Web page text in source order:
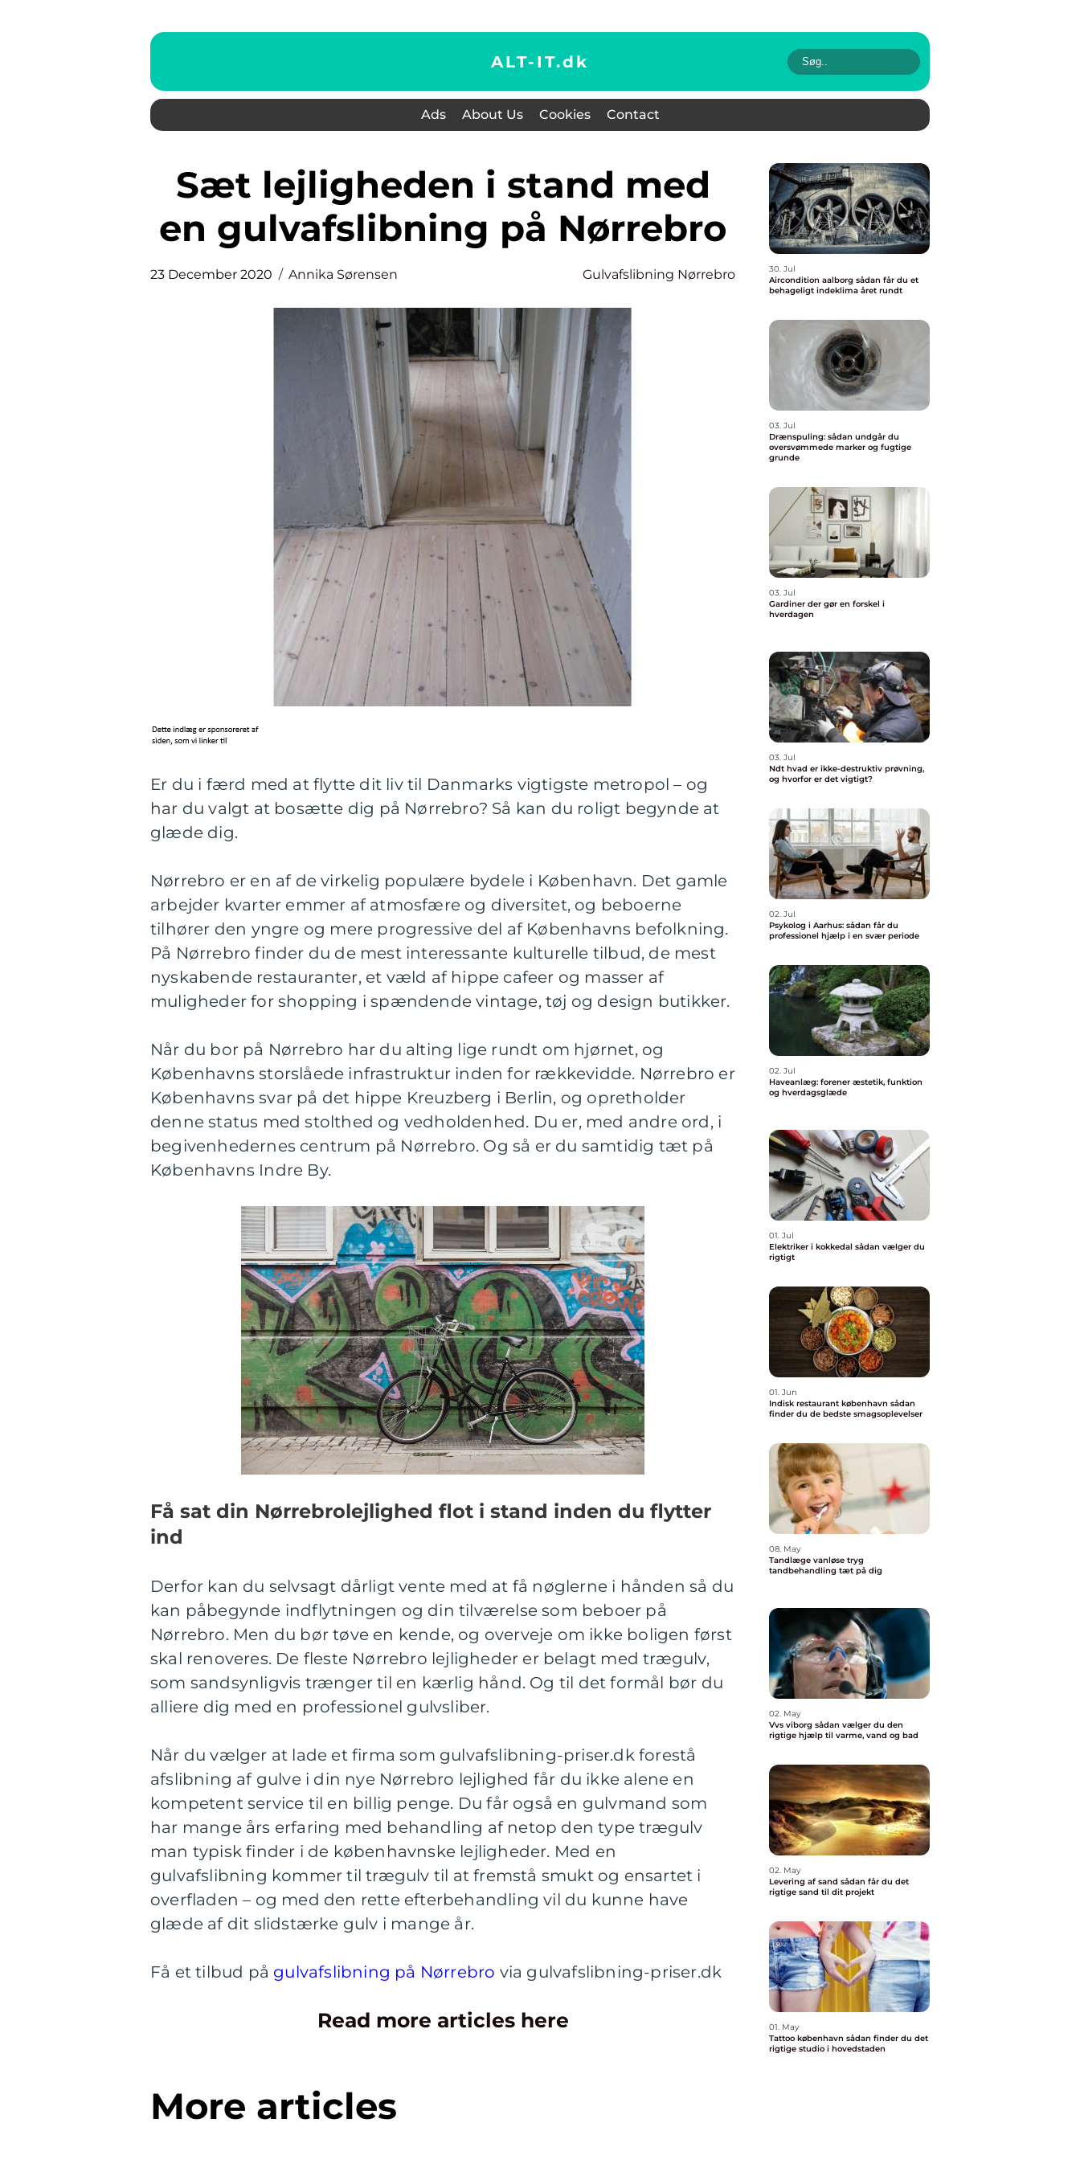
ALT-IT.dk
Ads About Us Cookies Contact
Sæt lejligheden i stand med
en gulvafslibning på Nørrebro
23 December 2020 Annika Sørensen Gulvafslibning Nørrebro
Er du i færd med at flytte dit liv til Danmarks vigtigste metropol – og
har du valgt at bosætte dig på Nørrebro? Så kan du roligt begynde at
glæde dig.
Nørrebro er en af de virkelig populære bydele i København. Det gamle
arbejder kvarter emmer af atmosfære og diversitet, og beboerne
tilhører den yngre og mere progressive del af Københavns befolkning.
På Nørrebro finder du de mest interessante kulturelle tilbud, de mest
nyskabende restauranter, et væld af hippe cafeer og masser af
muligheder for shopping i spændende vintage, tøj og design butikker.
Når du bor på Nørrebro har du alting lige rundt om hjørnet, og
Københavns storslåede infrastruktur inden for rækkevidde. Nørrebro er
Københavns svar på det hippe Kreuzberg i Berlin, og opretholder
denne status med stolthed og vedholdenhed. Du er, med andre ord, i
begivenhedernes centrum på Nørrebro. Og så er du samtidig tæt på
Københavns Indre By.
Få sat din Nørrebrolejlighed flot i stand inden du flytter
ind
Derfor kan du selvsagt dårligt vente med at få nøglerne i hånden så du
kan påbegynde indflytningen og din tilværelse som beboer på
Nørrebro. Men du bør tøve en kende, og overveje om ikke boligen først
skal renoveres. De fleste Nørrebro lejligheder er belagt med trægulv,
som sandsynligvis trænger til en kærlig hånd. Og til det formål bør du
alliere dig med en professionel gulvsliber.
Når du vælger at lade et firma som gulvafslibning-priser.dk forestå
afslibning af gulve i din nye Nørrebro lejlighed får du ikke alene en
kompetent service til en billig penge. Du får også en gulvmand som
har mange års erfaring med behandling af netop den type trægulv
man typisk finder i de københavnske lejligheder. Med en
gulvafslibning kommer til trægulv til at fremstå smukt og ensartet i
overfladen – og med den rette efterbehandling vil du kunne have
glæde af dit slidstærke gulv i mange år.
Få et tilbud på gulvafslibning på Nørrebro via gulvafslibning-priser.dk
Read more articles here
More articles
30. Jul
Aircondition aalborg sådan får du et
behageligt indeklima året rundt
03. Jul
Drænspuling: sådan undgår du
oversvømmede marker og fugtige
grunde
03. Jul
Gardiner der gør en forskel i
hverdagen
03. Jul
Ndt hvad er ikke-destruktiv prøvning,
og hvorfor er det vigtigt?
02. Jul
Psykolog i Aarhus: sådan får du
professionel hjælp i en svær periode
02. Jul
Haveanlæg: forener æstetik, funktion
og hverdagsglæde
01. Jul
Elektriker i kokkedal sådan vælger du
rigtigt
01. Jun
Indisk restaurant københavn sådan
finder du de bedste smagsoplevelser
08. May
Tandlæge vanløse tryg
tandbehandling tæt på dig
02. May
Vvs viborg sådan vælger du den
rigtige hjælp til varme, vand og bad
02. May
Levering af sand sådan får du det
rigtige sand til dit projekt
01. May
Tattoo københavn sådan finder du det
rigtige studio i hovedstaden